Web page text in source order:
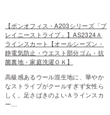
【ボンオフィス・A203シリーズ「ブ
レイニーストライプ」】AS2324Ａ
ラインスカート【オールシーズン・
静電気防止・ウエスト部分ゴム・抗
菌裏地・家庭洗濯ＯＫ】
高級感あるウール混生地に、華やか
なストライプがクールすぎず女性ら
しく。足さばきのよいＡラインスカ
ー…